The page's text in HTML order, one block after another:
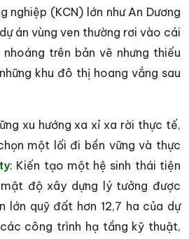
nghiệp (KCN) lớn như An Dương
án vùng ven thường rơi vào cái
trên bản vẽ nhưng thiếu
khu đô thị hoang vắng sau
xu hướng xa xỉ xa rời thực tế,
một lối đi bền vững và thực
: Kiến tạo một hệ sinh thái tiện
độ xây dựng lý tưởng được
lớn quỹ đất hơn 12,7 ha của dự
công trình hạ tầng kỹ thuật,